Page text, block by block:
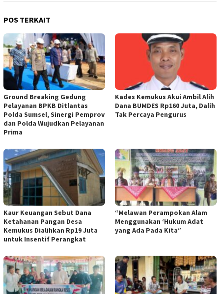
POS TERKAIT
Ground Breaking Gedung
Pelayanan BPKB Ditlantas
Polda Sumsel, Sinergi Pemprov
dan Polda Wujudkan Pelayanan
Prima
Kades Kemukus Akui Ambil Alih
Dana BUMDES Rp160 Juta, Dalih
Tak Percaya Pengurus
Kaur Keuangan Sebut Dana
Ketahanan Pangan Desa
Kemukus Dialihkan Rp19 Juta
untuk Insentif Perangkat
“Melawan Perampokan Alam
Menggunakan ‘Hukum Adat
yang Ada Pada Kita”